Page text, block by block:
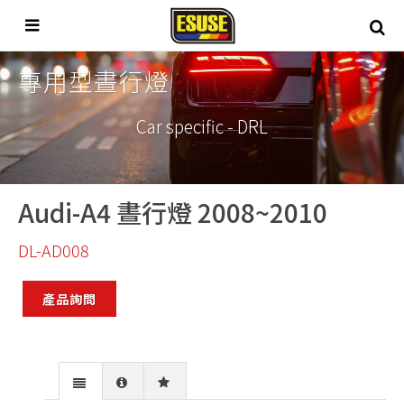
專用型晝行燈
Car specific - DRL
Audi-A4 晝行燈 2008~2010
DL-AD008
產品詢問